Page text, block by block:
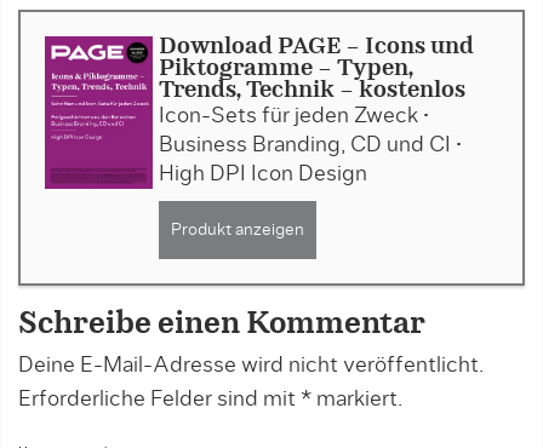
Download PAGE - Icons und
Piktogramme – Typen,
Trends, Technik - kostenlos
Icon-Sets für jeden Zweck •
Business Branding, CD und CI •
High DPI Icon Design
Produkt anzeigen
Schreibe einen Kommentar
Deine E-Mail-Adresse wird nicht veröffentlicht.
Erforderliche Felder sind mit * markiert.